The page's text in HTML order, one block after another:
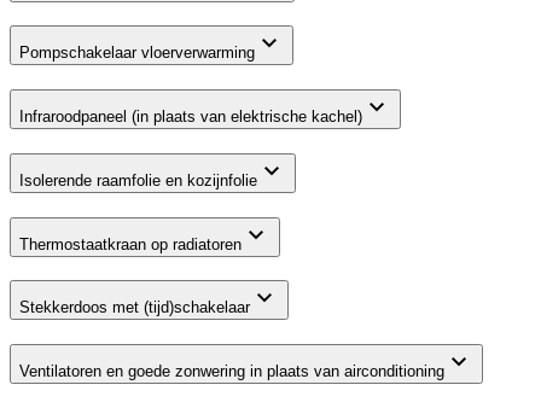
Pompschakelaar vloerverwarming
Infraroodpaneel (in plaats van elektrische kachel)
Isolerende raamfolie en kozijnfolie
Thermostaatkraan op radiatoren
Stekkerdoos met (tijd)schakelaar
Ventilatoren en goede zonwering in plaats van airconditioning